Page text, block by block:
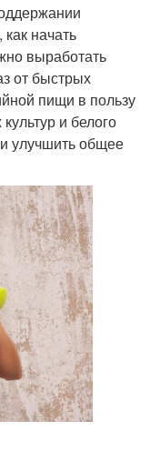
начать
выработать
от быстрых
пищи в пользу
и белого
улучшить общее